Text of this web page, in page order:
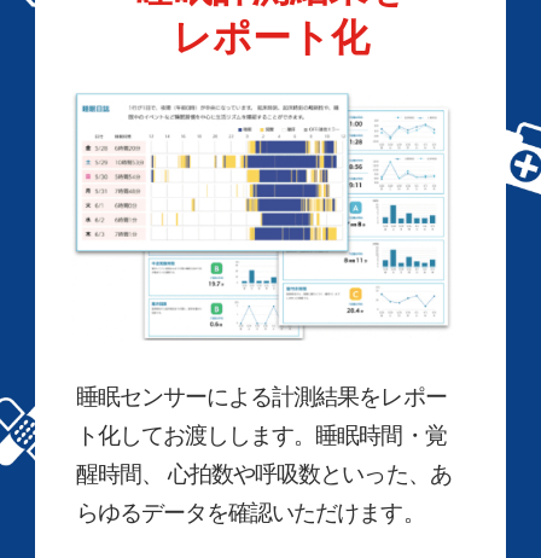
レポート化
睡眠センサーによる計測結果をレポー
ト化してお渡しします。睡眠時間・覚
醒時間、 心拍数や呼吸数といった、あ
らゆるデータを確認いただけます。